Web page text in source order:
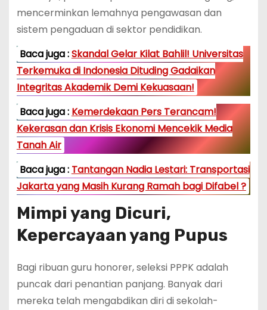
mencerminkan lemahnya pengawasan dan
sistem pengaduan di sektor pendidikan.
Baca juga :Skandal Gelar Kilat Bahlil! Universitas
Terkemuka di Indonesia Dituding Gadaikan
Integritas Akademik Demi Kekuasaan!
Baca juga : Kemerdekaan Pers Terancam!
Kekerasan dan Krisis Ekonomi Mencekik Media
Tanah Air
Baca juga : Tantangan Nadia Lestari: Transportasi
Jakarta yang Masih Kurang Ramah bagi Difabel ?
Mimpi yang Dicuri,
Kepercayaan yang Pupus
Bagi ribuan guru honorer, seleksi PPPK adalah
puncak dari penantian panjang. Banyak dari
mereka telah mengabdikan diri di sekolah-